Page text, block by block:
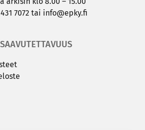
7072 tai info@epky.fi